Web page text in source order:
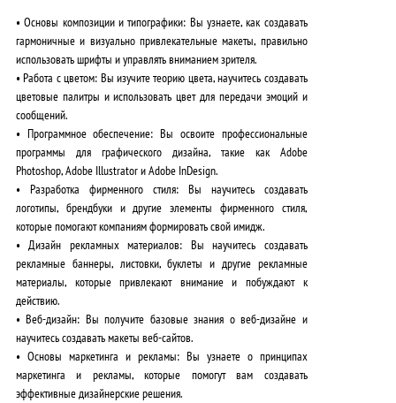
•Основы композиции и типографики: Вы узнаете, как создавать
гармоничные и визуально привлекательные макеты, правильно
использовать шрифты и управлять вниманием зрителя.
•Работа с цветом: Вы изучите теорию цвета, научитесь создавать
цветовые палитры и использовать цвет для передачи эмоций и
сообщений.
• Программное обеспечение: Вы освоите профессиональные
программы для графического дизайна, такие как Adobe
Photoshop, Adobe Illustrator и Adobe InDesign.
• Разработка фирменного стиля:Вы научитесь создавать
логотипы, брендбуки и другие элементы фирменного стиля,
которые помогают компаниям формировать свой имидж.
•Дизайн рекламных материалов: Вы научитесь создавать
рекламные баннеры, листовки, буклеты и другие рекламные
материалы, которые привлекают внимание и побуждают к
действию.
•Веб-дизайн: Вы получите базовые знания о веб-дизайне и
научитесь создавать макеты веб-сайтов.
• Основы маркетинга и рекламы:Вы узнаете о принципах
маркетинга и рекламы, которые помогут вам создавать
эффективные дизайнерские решения.